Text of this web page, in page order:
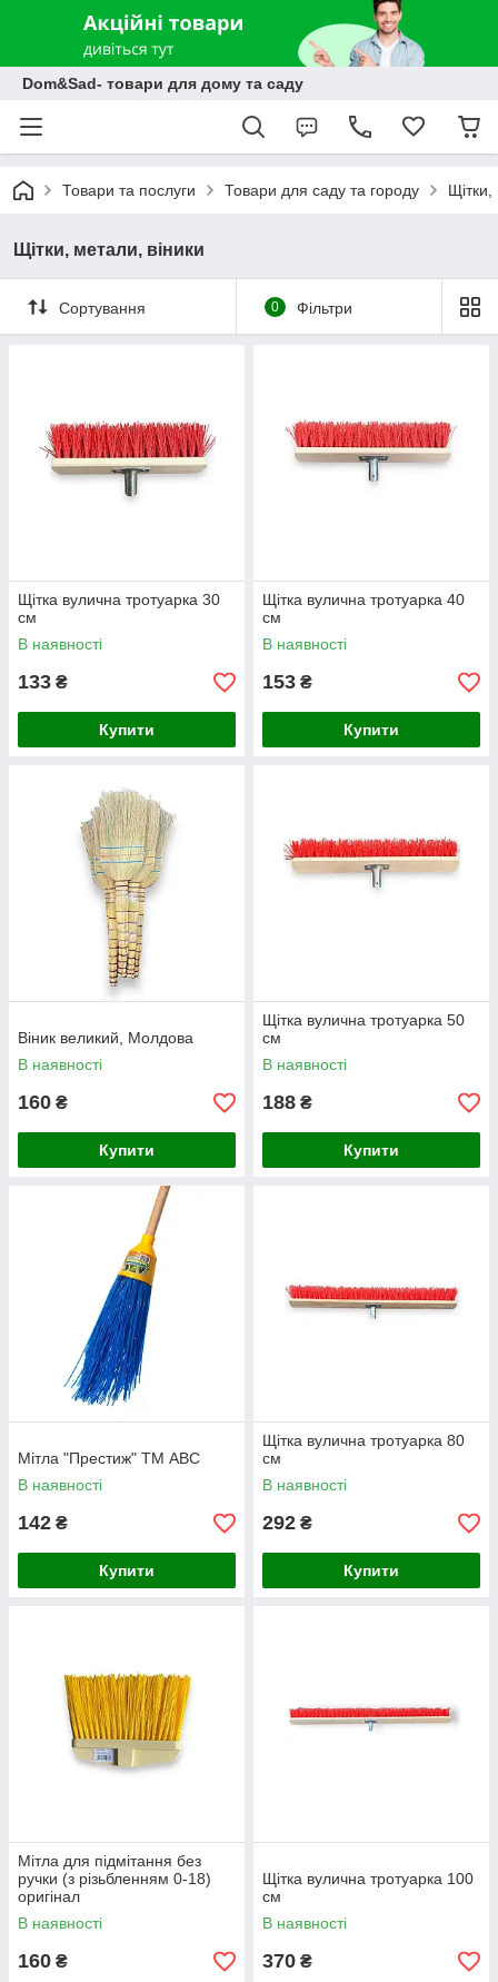
Dom&Sad- товари для дому та саду
Товари та послуги Товари для саду та городу Щітки,
Щітки, метали, віники
Сортування 0 Фільтри
Щітка вулична тротуарка 30
см
В наявності
133 ₴
Купити
Щітка вулична тротуарка 40
см
В наявності
153 ₴
Купити
Віник великий, Молдова
В наявності
160 ₴
Купити
Щітка вулична тротуарка 50
см
В наявності
188 ₴
Купити
Мітла "Престиж" ТМ АВС
В наявності
142 ₴
Купити
Щітка вулична тротуарка 80
см
В наявності
292 ₴
Купити
Мітла для підмітання без
ручки (з різьбленням 0-18)
оригінал
В наявності
160 ₴
Щітка вулична тротуарка 100
см
В наявності
370 ₴